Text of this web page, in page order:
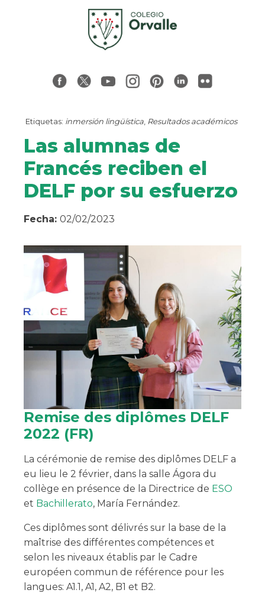
Etiquetas: inmersión lingüística, Resultados académicos
Las alumnas de
Francés reciben el
DELF por su esfuerzo
Fecha: 02/02/2023
Remise des diplômes DELF
2022 (FR)
La cérémonie de remise des diplômes DELF a
eu lieu le 2 février, dans la salle Ágora du
collège en présence de la Directrice de ESO
et Bachillerato, María Fernández.
Ces diplômes sont délivrés sur la base de la
maîtrise des différentes compétences et
selon les niveaux établis par le Cadre
européen commun de référence pour les
langues: A1.1, A1, A2, B1 et B2.